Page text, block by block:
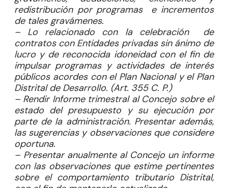
redistribución por programas e incrementos
de tales gravámenes.
– Lo relacionado con la celebración de
contratos con Entidades privadas sin ánimo de
lucro y de reconocida idoneidad con el fin de
impulsar programas y actividades de interés
públicos acordes con el Plan Nacional y el Plan
Distrital de Desarrollo. (Art. 355 C. P.)
– Rendir Informe trimestral al Concejo sobre el
estado del presupuesto y su ejecución por
parte de la administración. Presentar además,
las sugerencias y observaciones que considere
oportuna.
– Presentar anualmente al Concejo un informe
con las observaciones que estime pertinentes
sobre el comportamiento tributario Distrital,